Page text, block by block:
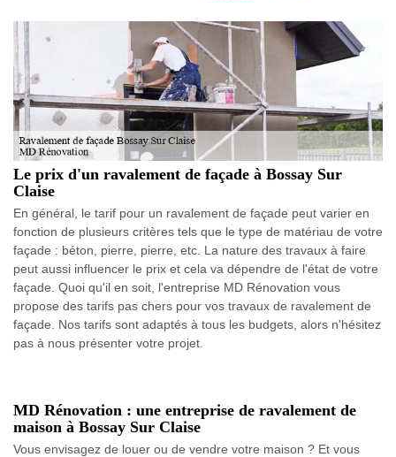
Le prix d'un ravalement de façade à Bossay Sur
Claise
En général, le tarif pour un ravalement de façade peut varier en
fonction de plusieurs critères tels que le type de matériau de votre
façade : béton, pierre, pierre, etc. La nature des travaux à faire
peut aussi influencer le prix et cela va dépendre de l'état de votre
façade. Quoi qu'il en soit, l'entreprise MD Rénovation vous
propose des tarifs pas chers pour vos travaux de ravalement de
façade. Nos tarifs sont adaptés à tous les budgets, alors n'hésitez
pas à nous présenter votre projet.
MD Rénovation : une entreprise de ravalement de
maison à Bossay Sur Claise
Vous envisagez de louer ou de vendre votre maison ? Et vous